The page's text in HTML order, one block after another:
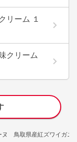
ヌ 鳥取県産紅ズワイガニ
リーム １
クリーム